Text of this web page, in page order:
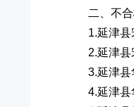
二、不
1.延津
2.延津
3.延津
4.延津